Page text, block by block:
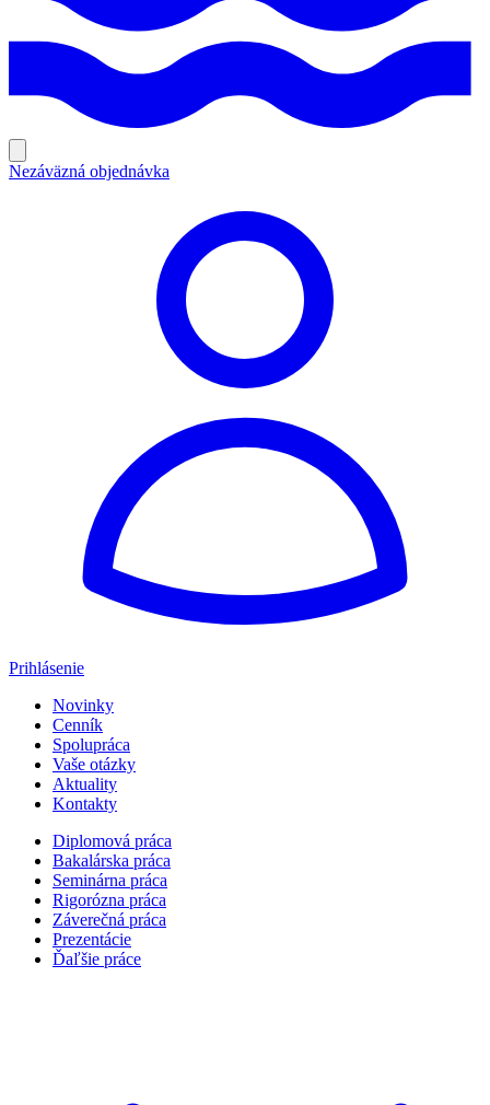
Nezáväzná objednávka
Prihlásenie
Novinky
Cenník
Spolupráca
Vaše otázky
Aktuality
Kontakty
Diplomová práca
Bakalárska práca
Seminárna práca
Rigorózna práca
Záverečná práca
Prezentácie
Ďaľšie práce